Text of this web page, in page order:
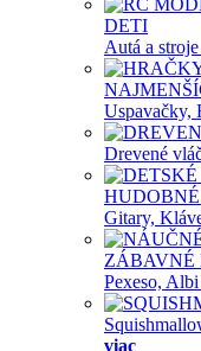
DETI
Autá a stroje
Uspavačky,
Drevené
Gitary,
ZÁBAVNÉ
Pexeso, Albi
viac